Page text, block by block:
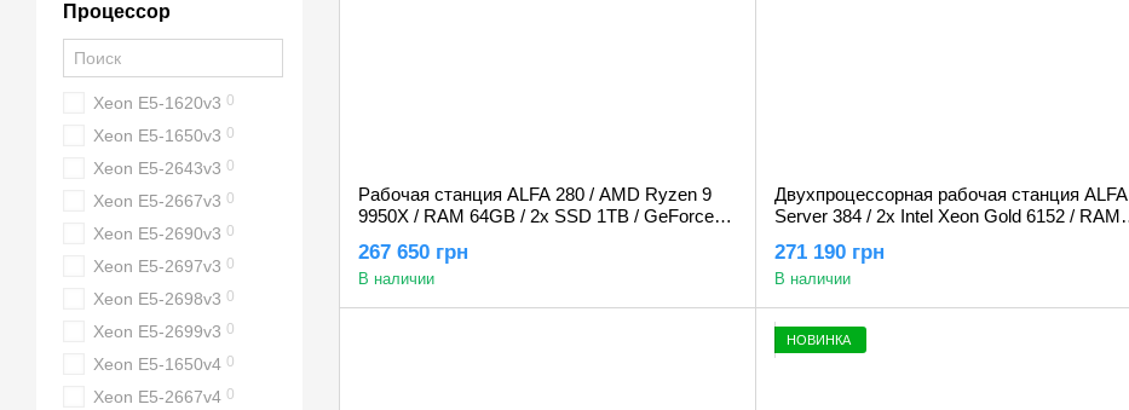
Рабочая станция ALFA 280 / AMD Ryzen 9
9950X / RAM 64GB / 2x SSD 1TB / GeForce
267 650 грн
В наличии
Двухпроцессорная рабочая станция ALFA
Server 384 / 2x Intel Xeon Gold 6152 / RAM
5080 16GB
271 190 грн
В наличии
НОВИНКА
Процессор
Xeon E5-1620v3 0
Xeon E5-1650v3 0
Xeon E5-2643v3 0
Xeon E5-2667v3 0
Xeon E5-2690v3 0
Xeon E5-2697v3 0
Xeon E5-2698v3 0
Xeon E5-2699v3 0
Xeon E5-1650v4 0
Xeon E5-2667v4 0